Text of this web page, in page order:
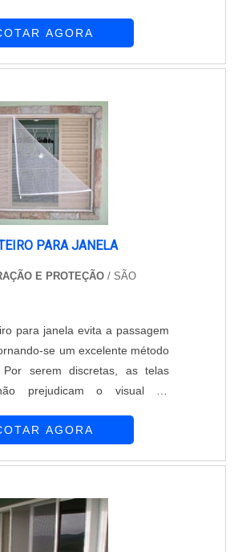
Decoração e Proteção se
do ambiente seja ...
AGORA
PARA JANELA
E PROTEÇÃO / SÃO
para janela evita a passagem
se um excelente método
serem discretas, as telas
prejudicam o visual do
e Proteção se consolidou no
Para adquirir a
AGORA